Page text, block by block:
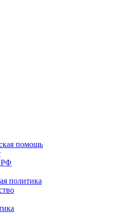
помощь
политика